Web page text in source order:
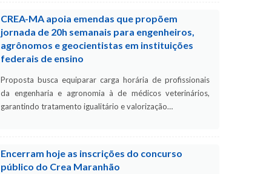
CREA-MA apoia emendas que propõem
jornada de 20h semanais para engenheiros,
agrônomos e geocientistas em instituições
federais de ensino
Proposta busca equiparar carga horária de profissionais
da engenharia e agronomia à de médicos veterinários,
garantindo tratamento igualitário e valorização…
Encerram hoje as inscrições do concurso
público do Crea Maranhão